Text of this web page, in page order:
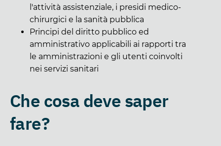
l'attività assistenziale, i presidi medico-
chirurgici e la sanità pubblica
Principi del diritto pubblico ed
amministrativo applicabili ai rapporti tra
le amministrazioni e gli utenti coinvolti
nei servizi sanitari
Che cosa deve saper
fare?